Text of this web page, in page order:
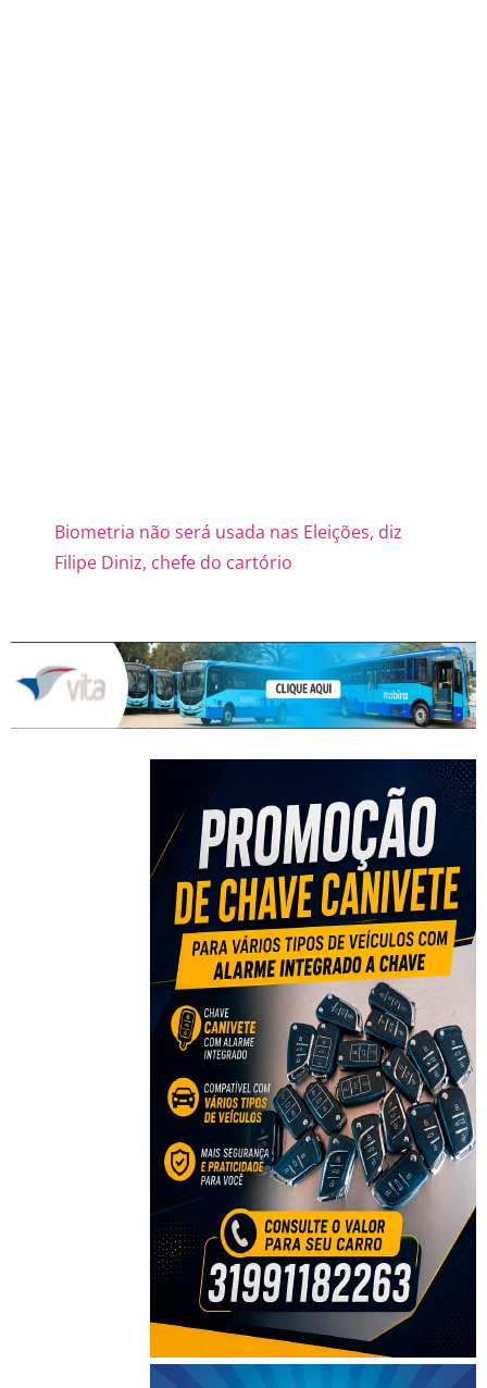
Biometria não será usada nas Eleições, diz
Filipe Diniz, chefe do cartório